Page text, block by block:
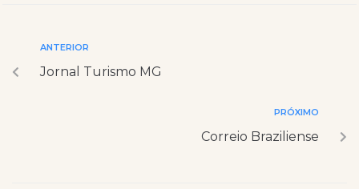
ANTERIOR
Jornal Turismo MG
PRÓXIMO
Correio Braziliense